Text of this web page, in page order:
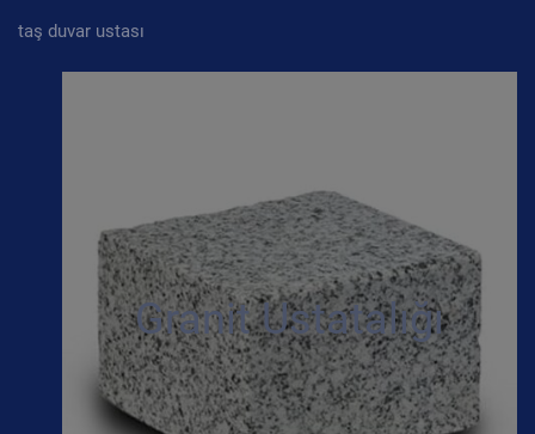
taş duvar ustası
Granit Ustatalığı